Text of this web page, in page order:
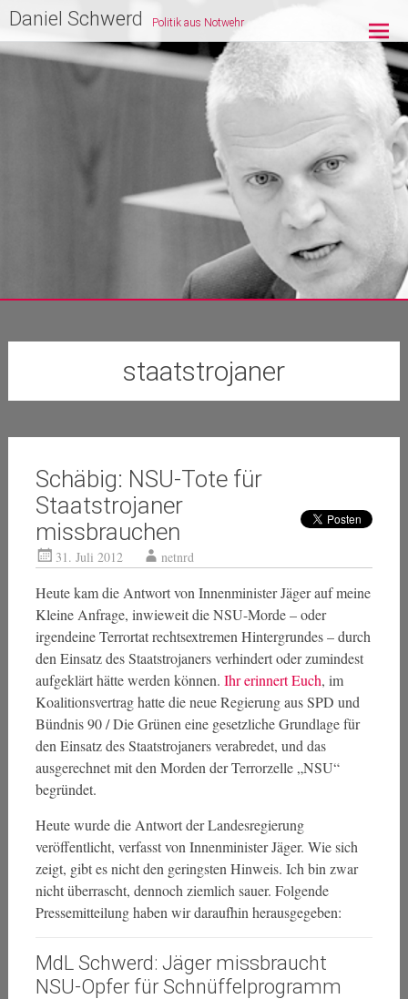
Zum
Inhalt
springen
Daniel Schwerd Politik aus Notwehr
staatstrojaner
Schäbig: NSU-Tote für
Staatstrojaner
missbrauchen
31. Juli 2012 netnrd
Heute kam die Antwort von Innenminister Jäger auf meine
Kleine Anfrage, inwieweit die NSU-Morde – oder
irgendeine Terrortat rechtsextremen Hintergrundes – durch
den Einsatz des Staatstrojaners verhindert oder zumindest
aufgeklärt hätte werden können. Ihr erinnert Euch, im
Koalitionsvertrag hatte die neue Regierung aus SPD und
Bündnis 90 / Die Grünen eine gesetzliche Grundlage für
den Einsatz des Staatstrojaners verabredet, und das
ausgerechnet mit den Morden der Terrorzelle „NSU“
begründet.
Heute wurde die Antwort der Landesregierung
veröffentlicht, verfasst von Innenminister Jäger. Wie sich
zeigt, gibt es nicht den geringsten Hinweis. Ich bin zwar
nicht überrascht, dennoch ziemlich sauer. Folgende
Pressemitteilung haben wir daraufhin herausgegeben:
MdL Schwerd: Jäger missbraucht
NSU-Opfer für Schnüffelprogramm